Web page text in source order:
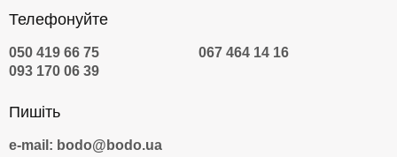
Телефонуйте
050 419 66 75
067 464 14 16
093 170 06 39
Пишіть
e-mail: bodo@bodo.ua